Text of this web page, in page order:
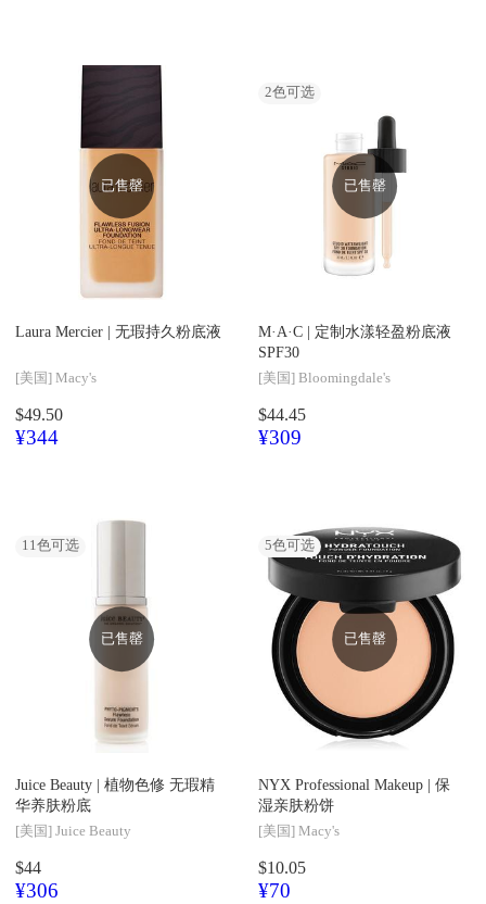
已售罄
Laura Mercier | 无瑕持久粉底液
[美国] Macy's
$49.50
¥344
2色可选
已售罄
M·A·C | 定制水漾轻盈粉底液
SPF30
[美国] Bloomingdale's
$44.45
¥309
11色可选
已售罄
Juice Beauty | 植物色修 无瑕精
华养肤粉底
[美国] Juice Beauty
$44
¥306
5色可选
已售罄
NYX Professional Makeup | 保
湿亲肤粉饼
[美国] Macy's
$10.05
¥70